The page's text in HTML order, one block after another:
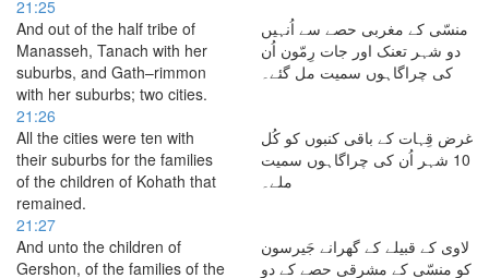
21:25
And out of the half tribe of
Manasseh, Tanach with her
suburbs, and Gath–rimmon
with her suburbs; two cities.
منسّی کے مغربی حصے سے اُنہیں
دو شہر تعنک اور جات رِمّون اُن
کی چراگاہوں سمیت مل گئے۔
21:26
All the cities were ten with
their suburbs for the families
of the children of Kohath that
remained.
غرض قِہات کے باقی کنبوں کو کُل
10 شہر اُن کی چراگاہوں سمیت
ملے۔
21:27
And unto the children of
Gershon, of the families of the
لاوی کے قبیلے کے گھرانے جَیرسون
کو منسّی کے مشرقی حصے کے دو